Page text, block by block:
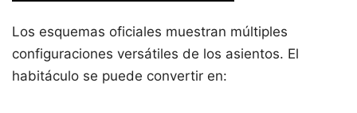
Los esquemas oficiales muestran múltiples
configuraciones versátiles de los asientos. El
habitáculo se puede convertir en: